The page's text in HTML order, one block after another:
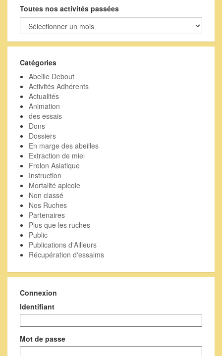
Toutes nos activités passées
Toutes
nos
activités
Catégories
Abeille Debout
Activités Adhérents
Actualités
Animation
des essais
Dons
Dossiers
En marge des abeilles
Extraction de miel
Frelon Asiatique
Instruction
Mortalité apicole
Non classé
Nos Ruches
Partenaires
Plus que les ruches
Public
Publications d'Ailleurs
Récupération d'essaims
Connexion
Identifiant
Mot de passe